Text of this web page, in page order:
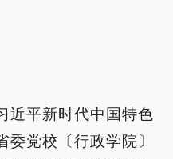
近平新时代中国特色
党校〔行政学院〕